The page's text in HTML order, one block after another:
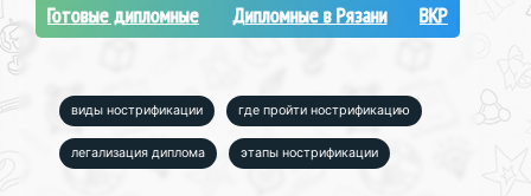
Готовые дипломные Дипломные в Рязани ВКР
виды нострификации где пройти нострификацию
легализация диплома этапы нострификации